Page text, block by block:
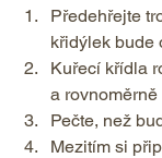
Předehřejte
křidýlek bude
Kuřecí křídla
a
Pečte, než
Mezitím si